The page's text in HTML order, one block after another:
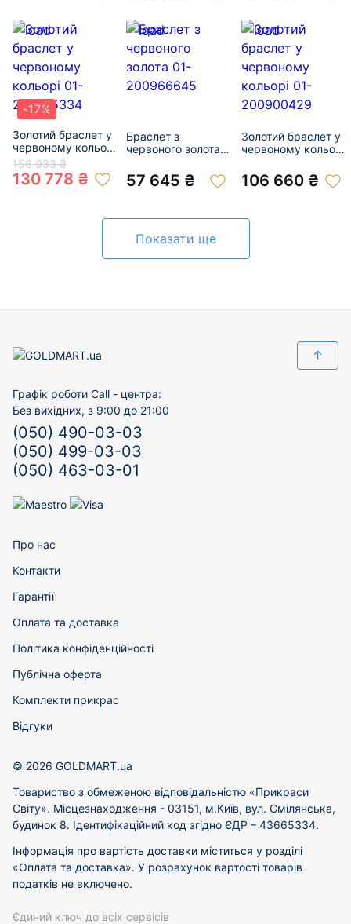
-17%
Золотий браслет у
червоному кольорі
01-200875334
156 933 ₴
130 778 ₴
Браслет з
червоного золота
57 645 ₴
Золотий браслет у
червоному кольорі
106 660 ₴
Показати ще
↑
Графік роботи Call - центра:
Без вихідних, з 9:00 до 21:00
(050) 490-03-03
(050) 499-03-03
(050) 463-03-01
Про нас
Контакти
Гарантії
Оплата та доставка
Політика конфіденційності
Публічна оферта
Комплекти прикрас
Відгуки
© 2026 GOLDMART.ua
Товариство з обмеженою відповідальністю «Прикраси
Світу». Місцезнаходження - 03151, м.Київ, вул. Смілянська,
будинок 8. Ідентифікаційний код згідно ЄДР – 43665334.
Інформація про вартість доставки міститься у розділі
«Оплата та доставка». У розрахунок вартості товарів
податків не включено.
Єдиний ключ до всіх сервісів